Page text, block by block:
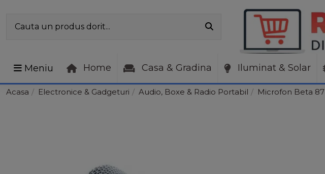
Meniu Home Casa & Gradina Iluminat & Solar
Acasa Electronice & Gadgeturi Audio, Boxe & Radio Portabil Microfon Beta 87